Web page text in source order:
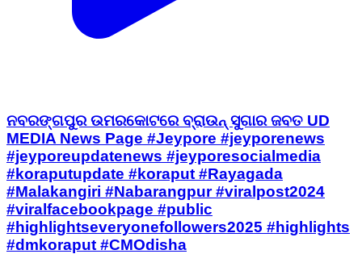
ନବରଙ୍ଗପୁର ଉମରକୋଟରେ ବ୍ରାଉନ୍ ସୁଗାର ଜବତ UD
MEDIA News Page #Jeypore #jeyporenews
#jeyporeupdatenews #jeyporesocialmedia
#koraputupdate #koraput #Rayagada
#Malakangiri #Nabarangpur #viralpost2024
#viralfacebookpage #public
#highlightseveryonefollowers2025 #highlights
#dmkoraput #CMOdisha